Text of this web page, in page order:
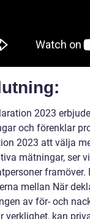
2023
och förenklar
2023 att välja
mätningar, ser
mellan När
av för- och
verklighet, kan